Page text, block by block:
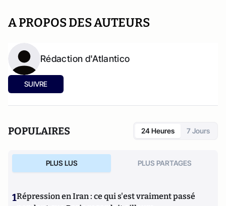
A PROPOS DES AUTEURS
Rédaction d'Atlantico
SUIVRE
POPULAIRES 24 Heures 7 Jours
PLUS LUS PLUS PARTAGES
1Répression en Iran : ce qui s'est vraiment passé